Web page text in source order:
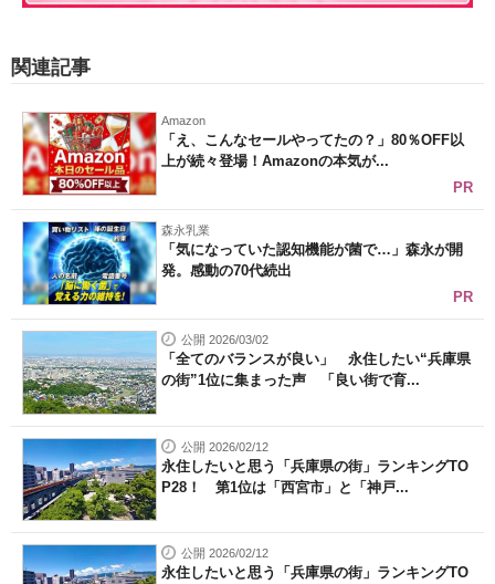
関連記事
Amazon
「え、こんなセールやってたの？」80％OFF以
上が続々登場！Amazonの本気が...
PR
森永乳業
「気になっていた認知機能が菌で…」森永が開
発。感動の70代続出
PR
公開 2026/03/02
「全てのバランスが良い」 永住したい“兵庫県
の街”1位に集まった声 「良い街で育...
公開 2026/02/12
永住したいと思う「兵庫県の街」ランキングTO
P28！ 第1位は「西宮市」と「神戸...
公開 2026/02/12
永住したいと思う「兵庫県の街」ランキングTO